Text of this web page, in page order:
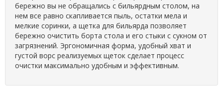
бережно вы не обращались с бильярдным столом, на
нем все равно скапливается пыль, остатки мела и
мелкие соринки, а щетка для бильярда позволяет
бережно очистить борта стола и его стыки с сукном от
загрязнений. Эргономичная форма, удобный хват и
густой ворс реализуемых щеток сделает процесс
очистки максимально удобным и эффективным.